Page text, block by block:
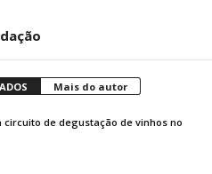
Mais do autor
circuito de degustação de vinhos no